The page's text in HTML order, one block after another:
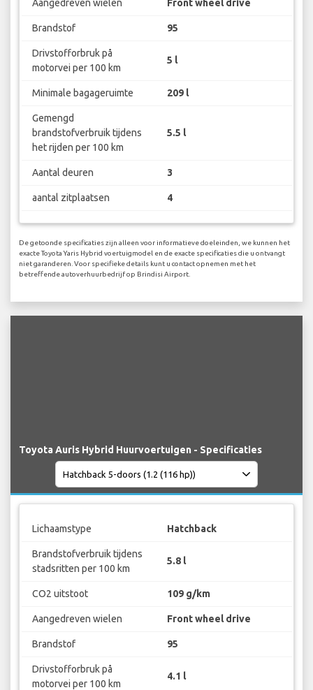
Aangedreven wielen Front wheel drive
Brandstof 95
Drivstofforbruk på
motorvei per 100 km
5 l
Minimale bagageruimte 209 l
Gemengd
brandstofverbruik tijdens
het rijden per 100 km
5.5 l
Aantal deuren 3
aantal zitplaatsen 4
De getoonde specificaties zijn alleen voor informatieve doeleinden, we kunnen het
exacte Toyota Yaris Hybrid voertuigmodel en de exacte specificaties die u ontvangt
niet garanderen. Voor specifieke details kunt u contact opnemen met het
betreffende autoverhuurbedrijf op Brindisi Airport.
Toyota Auris Hybrid Huurvoertuigen - Specificaties
Lichaamstype Hatchback
Brandstofverbruik tijdens
stadsritten per 100 km
5.8 l
CO2 uitstoot 109 g/km
Aangedreven wielen Front wheel drive
Brandstof 95
Drivstofforbruk på
motorvei per 100 km
4.1 l